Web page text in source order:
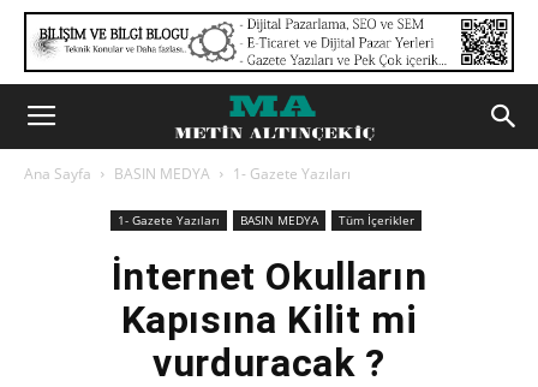
Ana Sayfa BASIN MEDYA 1- Gazete Yazıları
1- Gazete Yazıları BASIN MEDYA Tüm İçerikler
İnternet Okulların
Kapısına Kilit mi
vurduracak ?